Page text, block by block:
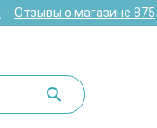
Отзывы о магазине 875